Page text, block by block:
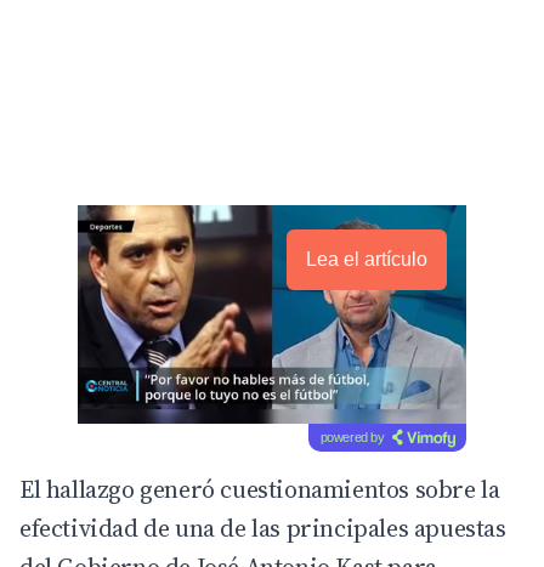
Lea el artículo
powered by
El hallazgo generó cuestionamientos sobre la
efectividad de una de las principales apuestas